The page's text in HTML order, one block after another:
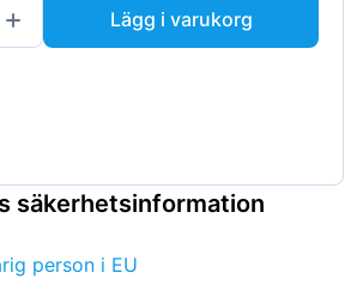
Lägg i varukorg
säkerhetsinformation
person i EU